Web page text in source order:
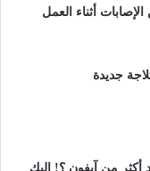
أثناء العمل
جديدة
أكثر من آيفون ؟! إليك